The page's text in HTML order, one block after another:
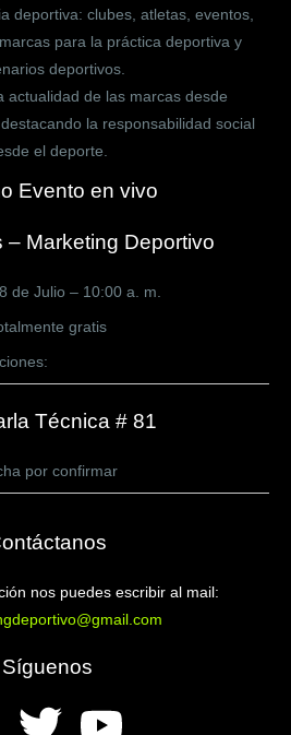
deportiva: clubes, atletas, eventos,
para la práctica deportiva y
deportivos.
actualidad de las marcas desde
la responsabilidad social
el deporte.
Evento en vivo
– Marketing Deportivo
de Julio – 10:00 a. m.
gratis
Técnica # 81
por confirmar
nos puedes escribir al mail:
Síguenos